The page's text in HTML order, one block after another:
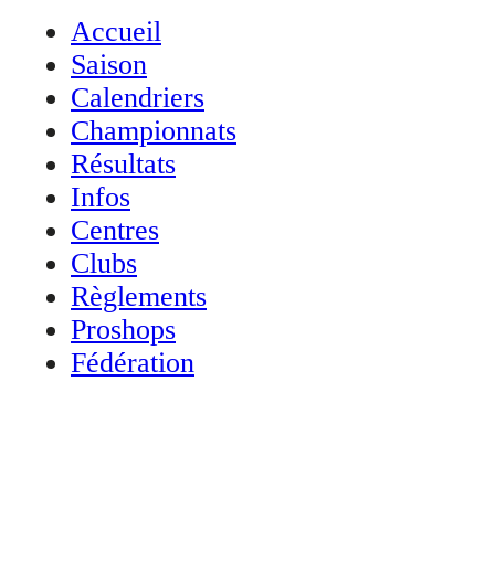
Accueil
Saison
Calendriers
Championnats
Résultats
Infos
Centres
Clubs
Règlements
Proshops
Fédération